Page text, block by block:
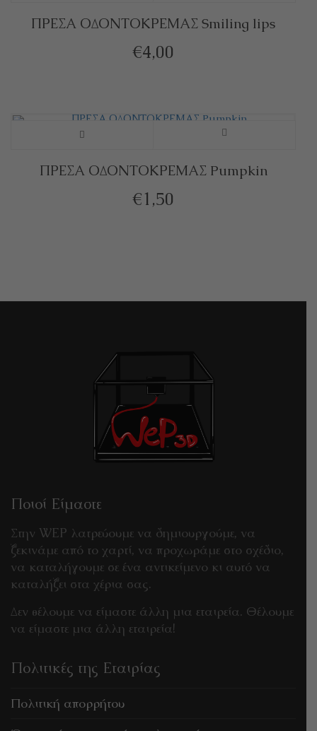
ΠΡΕΣΑ ΟΔΟΝΤΟΚΡΕΜΑΣ Smiling lips
€4,00
ΠΡΕΣΑ ΟΔΟΝΤΟΚΡΕΜΑΣ Pumpkin
€1,50
Ποιοί Είμαστε
Στην WEP λατρεύουμε να δημιουργούμε, να
ξεκινάμε από το χαρτί, να προχωράμε στο σχέδιο,
να καταλήγουμε σε ένα αντικείμενο κι αυτό να
καταλήξει στα χέρια σας.
Δεν θέλουμε να είμαστε άλλη μια εταιρεία. Θέλουμε
να είμαστε μια άλλη εταιρεία!
Πολιτικές της Εταιρίας
Πολιτική απορρήτου